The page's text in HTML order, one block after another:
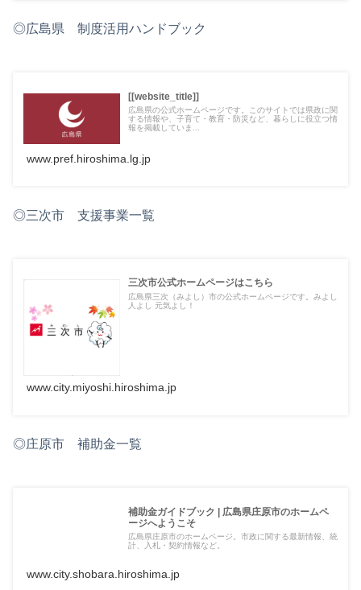
◎広島県 制度活用ハンドブック
[[website_title]]
広島県の公式ホームページです。このサイトでは県政に関
する情報や、子育て・教育・防災など、暮らしに役立つ情
報を掲載していま...
www.pref.hiroshima.lg.jp
◎三次市 支援事業一覧
三次市公式ホームページはこちら
広島県三次（みよし）市の公式ホームページです。みよし
人よし 元気よし！
www.city.miyoshi.hiroshima.jp
◎庄原市 補助金一覧
補助金ガイドブック | 広島県庄原市のホームペ
ージへようこそ
広島県庄原市のホームページ。市政に関する最新情報、統
計、入札・契約情報など。
www.city.shobara.hiroshima.jp